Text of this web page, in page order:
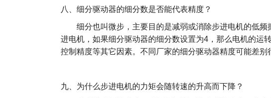
八、细分驱动器的细分数是否能代表精度？
细分也叫微步，主要目的是减弱或消除步进电机的低频
进电机，如果细分驱动器的细分数设置为4，那么电机的运
控制精度等其它因素。不同厂家的细分驱动器精度可能差别
九、为什么步进电机的力矩会随转速的升高而下降？